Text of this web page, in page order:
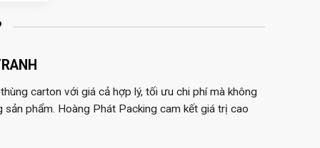
carton với giá cả hợp lý, tối ưu chi phí mà không
sản phẩm. Hoàng Phát Packing cam kết giá trị cao